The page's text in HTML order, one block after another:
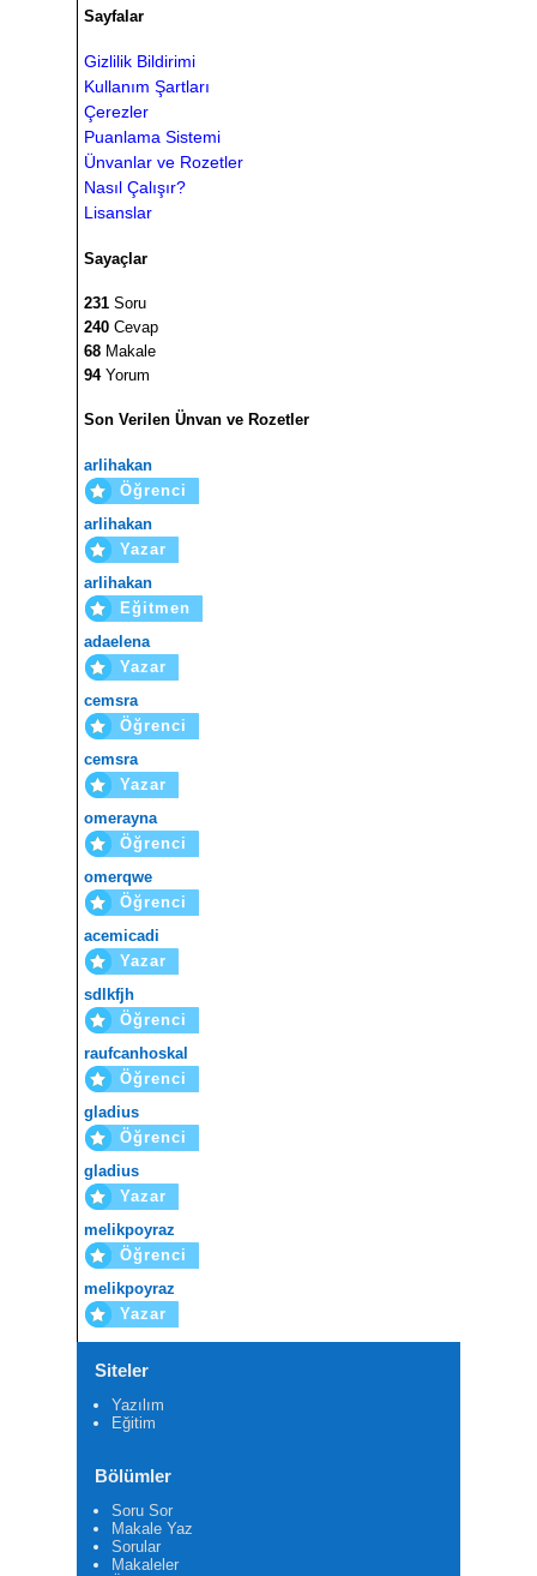
Sayfalar
Gizlilik Bildirimi
Kullanım Şartları
Çerezler
Puanlama Sistemi
Ünvanlar ve Rozetler
Nasıl Çalışır?
Lisanslar
Sayaçlar
231 Soru
240 Cevap
68 Makale
94Yorum
Son Verilen Ünvan ve Rozetler
arlihakan
Öğrenci
arlihakan
Yazar
arlihakan
Eğitmen
adaelena
Yazar
cemsra
Öğrenci
cemsra
Yazar
omerayna
Öğrenci
omerqwe
Öğrenci
acemicadi
Yazar
sdlkfjh
Öğrenci
raufcanhoskal
Öğrenci
gladius
Öğrenci
gladius
Yazar
melikpoyraz
Öğrenci
melikpoyraz
Yazar
Siteler
Yazılım
Eğitim
Bölümler
Soru Sor
Makale Yaz
Sorular
Makaleler